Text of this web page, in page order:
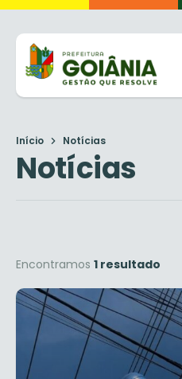
Início Notícias
Notícias
Encontramos 1 resultado